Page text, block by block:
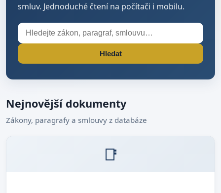
smluv. Jednoduché čtení na počítači i mobilu.
Hledat
Hledat
Nejnovější dokumenty
Zákony, paragrafy a smlouvy z databáze
📑